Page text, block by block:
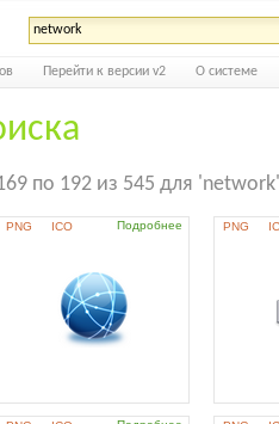
Перейти к версии v2 О системе
по 192 из 545 для
PNG ICO Подробнее PNG